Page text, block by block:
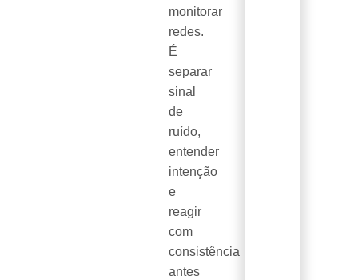
monitorar
redes.
É
separar
sinal
de
ruído,
entender
intenção
e
reagir
com
consistência
antes